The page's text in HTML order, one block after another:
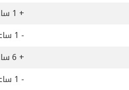
+ 1 ساعة
- 1 ساعة
+ 6 ساعات
- 1 ساعة